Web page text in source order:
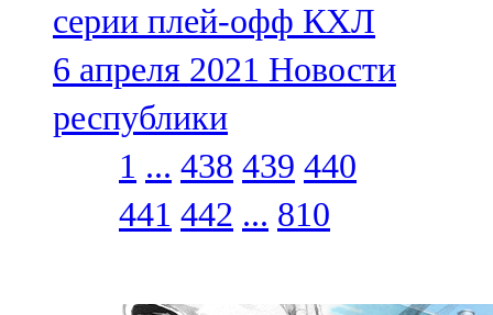
серии плей-офф КХЛ
6 апреля 2021 Новости
республики
1 ... 438 439 440
441 442 ... 810